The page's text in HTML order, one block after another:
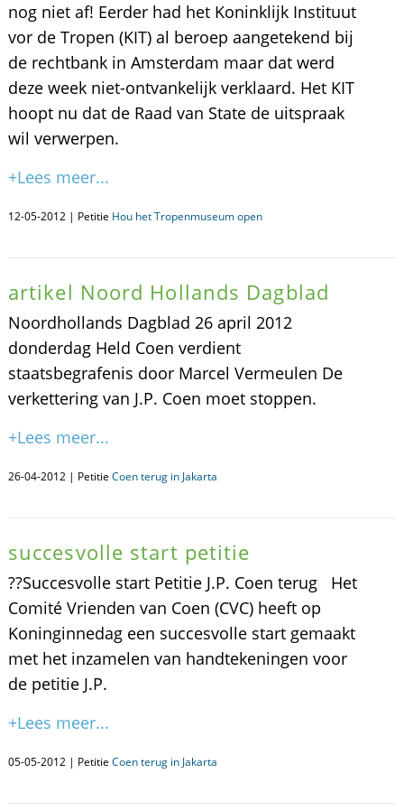
nog niet af! Eerder had het Koninklijk Instituut
vor de Tropen (KIT) al beroep aangetekend bij
de rechtbank in Amsterdam maar dat werd
deze week niet-ontvankelijk verklaard. Het KIT
hoopt nu dat de Raad van State de uitspraak
wil verwerpen.
+Lees meer...
12-05-2012 | Petitie Hou het Tropenmuseum open
artikel Noord Hollands Dagblad
Noordhollands Dagblad 26 april 2012
donderdag Held Coen verdient
staatsbegrafenis door Marcel Vermeulen De
verkettering van J.P. Coen moet stoppen.
+Lees meer...
26-04-2012 | Petitie Coen terug in Jakarta
succesvolle start petitie
??Succesvolle start Petitie J.P. Coen terug Het
Comité Vrienden van Coen (CVC) heeft op
Koninginnedag een succesvolle start gemaakt
met het inzamelen van handtekeningen voor
de petitie J.P.
+Lees meer...
05-05-2012 | Petitie Coen terug in Jakarta